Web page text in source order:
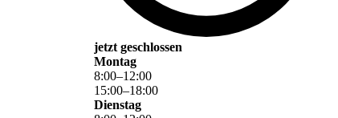
jetzt geschlossen
Montag
8:00–12:00
15:00–18:00
Dienstag